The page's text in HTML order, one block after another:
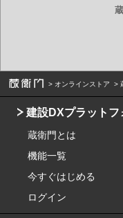
オンラインストア
建設DXプラットフ
蔵衛門とは
機能一覧
今すぐはじめる
ログイン